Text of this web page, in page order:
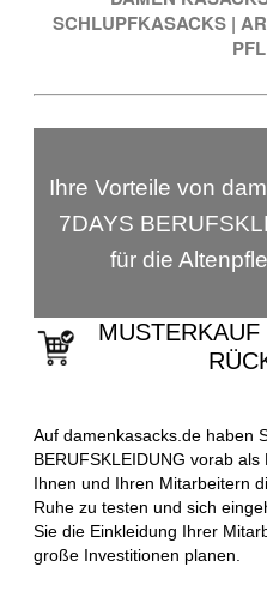
SCHLUPFKASACKS |
Ihre Vorteile von
7DAYS
für die
Auf damenkasacks.de haben
BERUFSKLEIDUNG vorab
Ihnen und Ihren Mitarbeitern
Ruhe zu testen und sich
Sie die Einkleidung Ihrer
große Investitionen planen.